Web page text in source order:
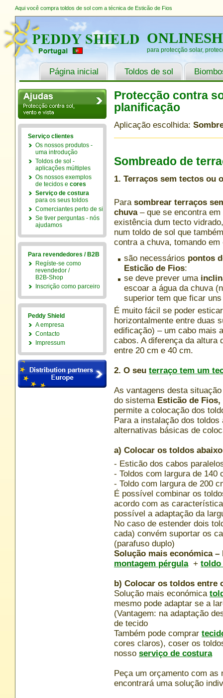
Aqui você compra toldos de sol com a técnica de Esticão de Fios
para protecção solar,
Página inicial Toldos de sol
Protecção contra
planificação
Aplicação escolhida:
Sombreado de
1. Terraços sem tectos ou
Para sombrear terraços
chuva– que se encontra
existência dum tecto
num toldo de sol que
contra a chuva, tomando em
são necessários pontos
Esticão de Fios:
se deve prever uma
escoar a água da chuva
superior tem que ficar
É muito fácil se poder
horizontalmente entre duas
edificação) – um cabo mais
cabos. A diferença da altura
entre 20 cm e 40 cm.
2. O seu terraço tem um
As vantagens desta
do sistema Esticão de Fios,
permite a colocação dos
Para a instalação dos
alternativas básicas de
a) Colocar os toldos
- Esticão dos cabos
- Toldos com largura de 140
- Toldo com largura de 200
É possível combinar os
acordo com as
possível a adaptação da
No caso de estender dois
cada) convém suportar os
(parafuso duplo)
Solução mais económica
montagem pérgula+ toldo
b) Colocar os toldos entre
Solução mais económica
mesmo pode adaptar se a
(Vantagem: na adaptação
de tecido
Também pode comprar
cores claros), coser os
nosso serviço de costura
Peça um orçamento com
encontrará uma solução
Serviço clientes
Os nossos produtos -
uma introdução
Toldos de sol -
aplicações múltiples
Os nossos exemplos
de tecidos e cores
Serviço de costura
para os seus toldos
Comerciantes perto de si
Se tiver perguntas - nós
ajudamos
Para revendedores / B2B
Regíste-se como
revendedor /
B2B-Shop
Inscrição como parceiro
Peddy Shield
A empresa
Contacto
Impressum